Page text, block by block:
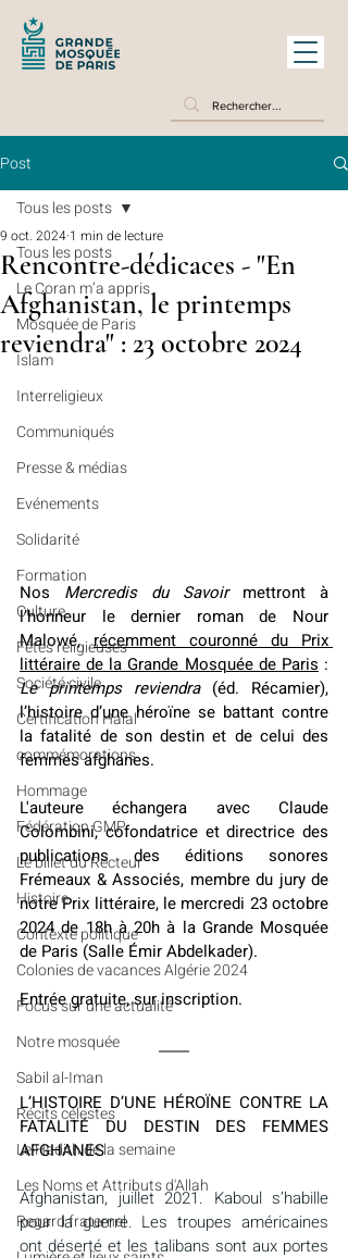
Post
Tous les posts
Le Coran m’a appris
Mosquée de Paris
Islam
Interreligieux
Communiqués
Presse & médias
Evénements
Solidarité
Formation
Culture
Fêtes religieuses
Société civile
Certification Halal
commémorations
Hommage
Fédération GMP
Le billet du Recteur
Histoire
Contexte politique
Colonies de vacances Algérie 2024
​​Focus sur une actualité
Notre mosquée
Sabil al-Iman
Récits célestes
Le Hadith de la semaine
Les Noms et Attributs d'Allah
Regard fraternel
Tous les posts
Rencontre-dédicaces - "En
Afghanistan, le printemps
reviendra" : 23 octobre 2024
9 oct. 2024 1 min de lecture
Nos Mercredis du Savoir mettront à
l’honneur le dernier roman de Nour
Malowé, récemment couronné du Prix
littéraire de la Grande Mosquée de Paris
Le printemps reviendra (éd. Récamier),
l’histoire d’une héroïne se battant contre
la fatalité de son destin et de celui des
femmes afghanes.
L'auteure échangera avec Claude
Colombini, cofondatrice et directrice des
publications des éditions sonores
Frémeaux & Associés, membre du jury de
notre Prix littéraire, le mercredi 23 octobre
2024 de 18h à 20h à la Grande Mosquée
de Paris (Salle Émir Abdelkader).
Entrée gratuite, sur inscription.
L’HISTOIRE D’UNE HÉROÏNE CONTRE LA
FATALITÉ DU DESTIN DES FEMMES
AFGHANES
Afghanistan, juillet 2021. Kaboul s’habille
pour la guerre. Les troupes américaines
ont déserté et les talibans sont aux portes